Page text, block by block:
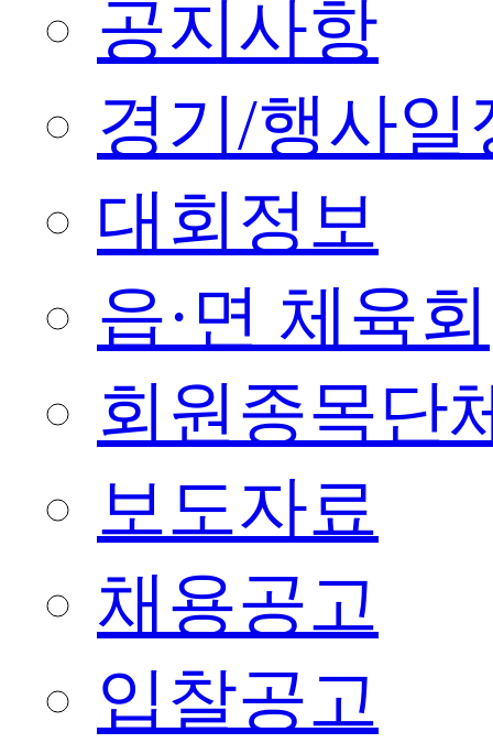
공지사항
경기/행사일
대회정보
읍·면 체육회
회원종목단
보도자료
채용공고
입찰공고